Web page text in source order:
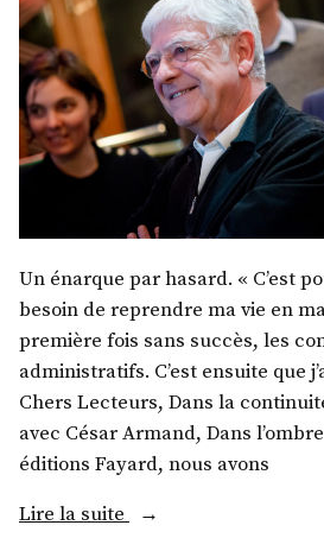
Un énarque par hasard. « C’est
besoin de reprendre ma vie en
première fois sans succès, les
administratifs. C’est ensuite que
Chers Lecteurs, Dans la
avec César Armand, Dans
éditions Fayard, nous avons
Lire la suite
« Monsieur